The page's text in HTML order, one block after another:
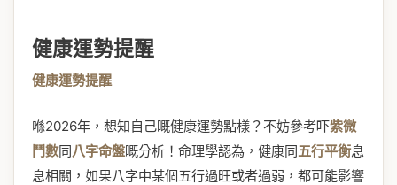
健康運勢提醒
健康運勢提醒
喺2026年，想知自己嘅健康運勢點樣？不妨參考吓紫微
鬥數同八字命盤嘅分析！命理學認為，健康同五行平衡息
息相關，如果八字中某個五行過旺或者過弱，都可能影響